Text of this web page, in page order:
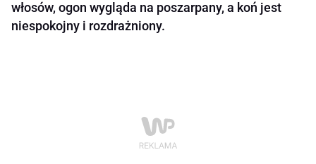
włosów, ogon wygląda na poszarpany, a koń jest
niespokojny i rozdrażniony.